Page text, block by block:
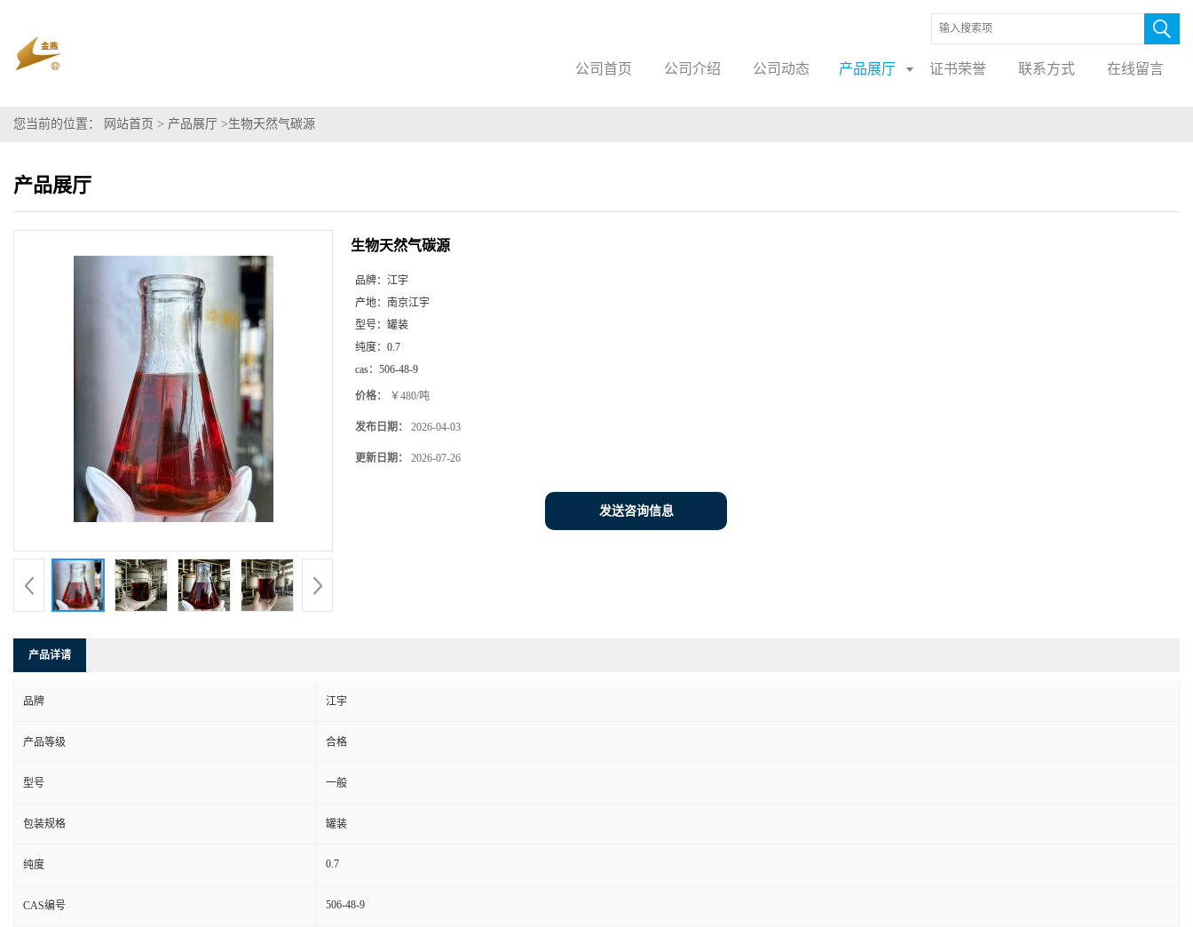
公司首页 公司介绍 公司动态 产品展厅 证书荣誉 联系方式 在线留言
您当前的位置： 网站首页 > 产品展厅 >生物天然气碳源
产品展厅
生物天然气碳源
品牌： 江宇
产地： 南京江宇
型号： 罐装
纯度： 0.7
cas： 506-48-9
价格： ￥480/吨
发布日期： 2026-04-03
更新日期： 2026-07-26
发送咨询信息
产品详请
品牌 江宇
产品等级 合格
型号 一般
包装规格 罐装
纯度 0.7
CAS编号 506-48-9